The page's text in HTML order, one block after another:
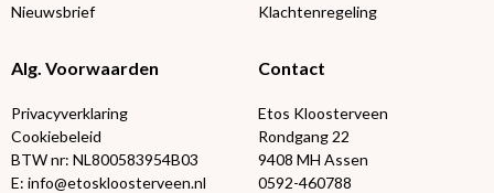
Nieuwsbrief
Klachtenregeling
Alg. Voorwaarden
Privacyverklaring
Cookiebeleid
BTW nr: NL800583954B03
E: info@etoskloosterveen.nl
Contact
Etos Kloosterveen
Rondgang 22
9408 MH Assen
0592-460788